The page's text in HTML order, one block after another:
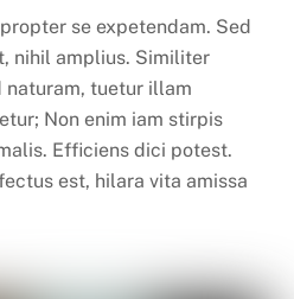
se expetendam. Sed
nihil amplius. Similiter
naturam, tuetur illam
Non enim iam stirpis
Efficiens dici potest.
est, hilara vita amissa